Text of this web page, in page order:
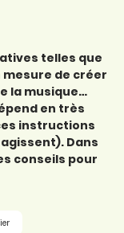
telles que
mesure de créer
la musique…
en très
instructions
Dans
conseils pour